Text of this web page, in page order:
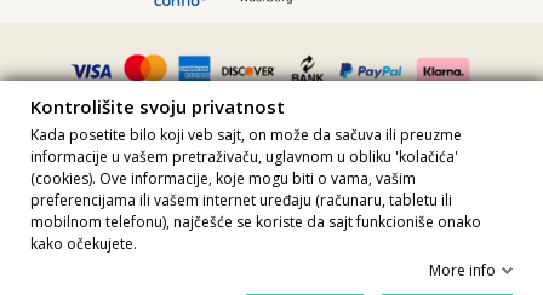
Sve cene uključuju PDV · Broj PDV-a FR36509778270 · Sva prava
zadržana ©2023 Brazilian Bikini Shop
Site protected by reCAPTCHA.
Kontrolišite svoju privatnost
Kontrolišite svoju privatnost
Kada posetite bilo koji veb sajt, on može da sačuva ili preuzme
informacije u vašem pretraživaču, uglavnom u obliku 'kolačića'
(cookies). Ove informacije, koje mogu biti o vama, vašim
preferencijama ili vašem internet uređaju (računaru, tabletu ili
mobilnom telefonu), najčešće se koriste da sajt funkcioniše onako
kako očekujete.
More info